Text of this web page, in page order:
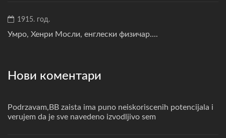
1915. год.
Умро, Хенри Мосли, енглески физичар....
Нови коментари
Podrzavam,BB zaista ima puno neiskoriscenih potencijala i
verujem da je sve navedeno izvodljivo sem